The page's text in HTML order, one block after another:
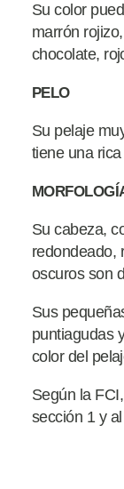
Su color
marrón
chocolate,
PELO
Su pelaje
tiene una
Su cabeza,
redondeado,
oscuros son
Sus
puntiagudas
color del
Según la
sección 1 y